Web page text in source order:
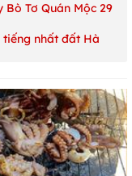
Tơ Quán Mộc 29
nhất đất Hà